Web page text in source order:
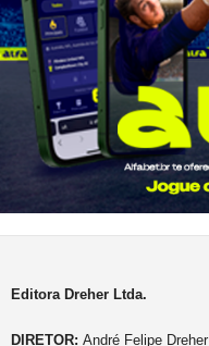
Editora Dreher Ltda.
DIRETOR: André Felipe Dreher